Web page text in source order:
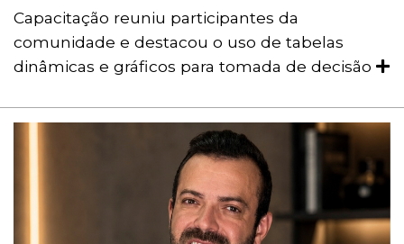
Capacitação reuniu participantes da
comunidade e destacou o uso de tabelas
dinâmicas e gráficos para tomada de decisão